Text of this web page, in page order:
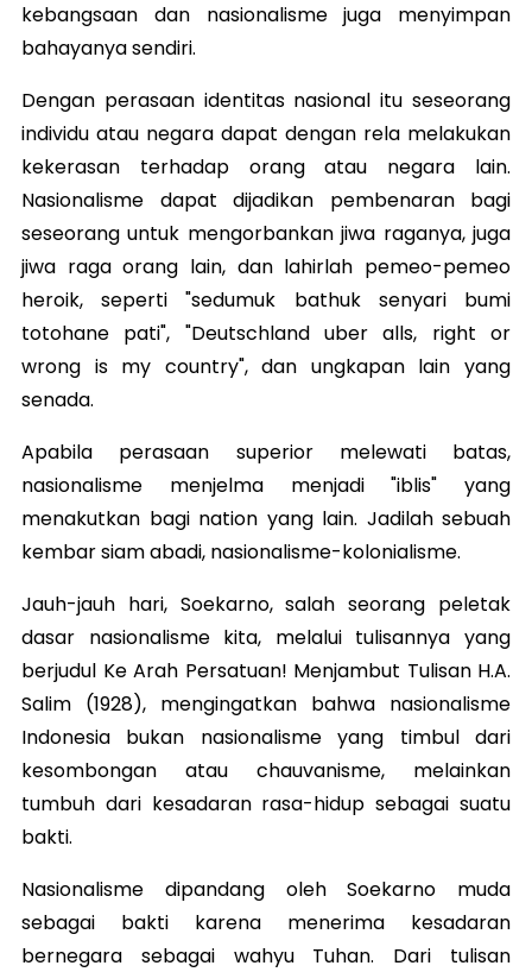
kebangsaan dan nasionalisme juga menyimpan
bahayanya sendiri.
Dengan perasaan identitas nasional itu seseorang
individu atau negara dapat dengan rela melakukan
kekerasan terhadap orang atau negara lain.
Nasionalisme dapat dijadikan pembenaran bagi
seseorang untuk mengorbankan jiwa raganya, juga
jiwa raga orang lain, dan lahirlah pemeo-pemeo
heroik, seperti "sedumuk bathuk senyari bumi
totohane pati", "Deutschland uber alls, right or
wrong is my country", dan ungkapan lain yang
senada.
Apabila perasaan superior melewati batas,
nasionalisme menjelma menjadi "iblis" yang
menakutkan bagi nation yang lain. Jadilah sebuah
kembar siam abadi, nasionalisme-kolonialisme.
Jauh-jauh hari, Soekarno, salah seorang peletak
dasar nasionalisme kita, melalui tulisannya yang
berjudul Ke Arah Persatuan! Menjambut Tulisan H.A.
Salim (1928), mengingatkan bahwa nasionalisme
Indonesia bukan nasionalisme yang timbul dari
kesombongan atau chauvanisme, melainkan
tumbuh dari kesadaran rasa-hidup sebagai suatu
bakti.
Nasionalisme dipandang oleh Soekarno muda
sebagai bakti karena menerima kesadaran
bernegara sebagai wahyu Tuhan. Dari tulisan